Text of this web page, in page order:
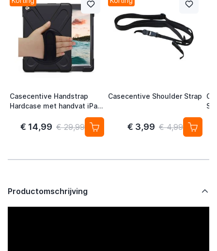
Casecentive Handstrap
Hardcase met handvat iPad
€ 14,99 € 29,99
Casecentive Shoulder Strap
€ 3,99 € 4,99
Productomschrijving